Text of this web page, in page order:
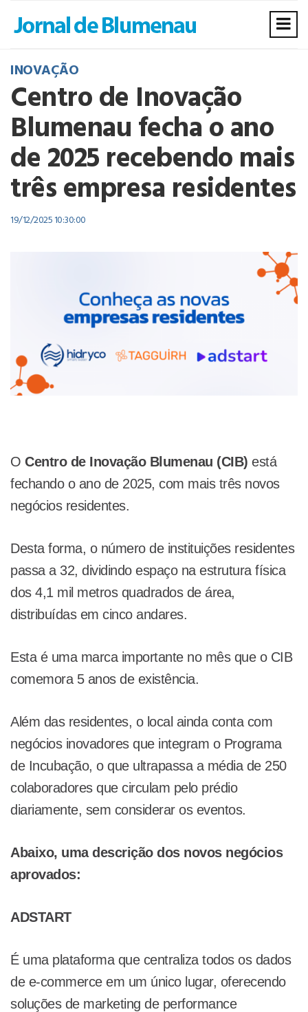
INOVAÇÃO
Centro de Inovação
Blumenau fecha o ano
de 2025 recebendo mais
três empresa residentes
19/12/2025 10:30:00
O Centro de Inovação Blumenau (CIB) está
fechando o ano de 2025, com mais três novos
negócios residentes.
Desta forma, o número de instituições residentes
passa a 32, dividindo espaço na estrutura física
dos 4,1 mil metros quadrados de área,
distribuídas em cinco andares.
Esta é uma marca importante no mês que o CIB
comemora 5 anos de existência.
Além das residentes, o local ainda conta com
negócios inovadores que integram o Programa
de Incubação, o que ultrapassa a média de 250
colaboradores que circulam pelo prédio
diariamente, sem considerar os eventos.
Abaixo, uma descrição dos novos negócios
aprovados:
ADSTART
É uma plataforma que centraliza todos os dados
de e-commerce em um único lugar, oferecendo
soluções de marketing de performance